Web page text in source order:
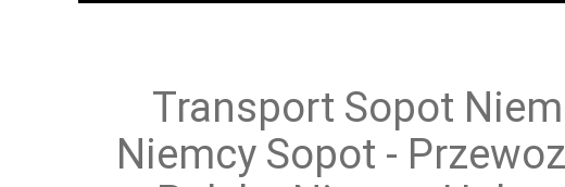
Przewóz osób Przewóz
Transport Sopot
Niemcy Sopot -